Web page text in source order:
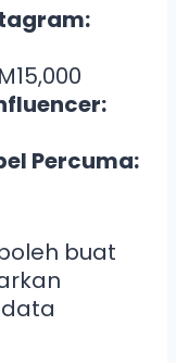
Percuma:
buat